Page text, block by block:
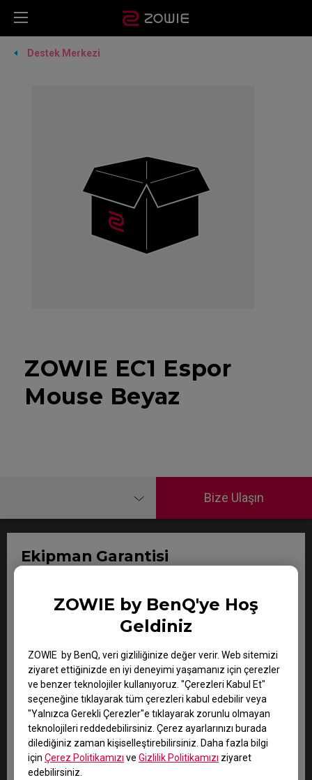
ZOWIE by BenQ'ye Hoş
Geldiniz
ZOWIE by BenQ, veri gizliliğinize değer verir. Web sitemizi
ziyaret ettiğinizde en iyi deneyimi yaşamanız için çerezler
ve benzer teknolojiler kullanıyoruz. "Çerezleri Kabul Et"
seçeneğine tıklayarak tüm çerezleri kabul edebilir veya
"Yalnızca Gerekli Çerezler"e tıklayarak zorunlu olmayan
teknolojileri reddedebilirsiniz. Çerez ayarlarınızı burada
dilediğiniz zaman kişiselleştirebilirsiniz. Daha fazla bilgi
için Çerez Politikamızı ve Gizlilik Politikamızı ziyaret
edebilirsiniz.
Destek Merkezi
ZOWIE EC1 Espor
Mouse Beyaz
Bize Ulaşın
Ekipman Garantisi
Zowie Mouse: Satın alma tarihinden itibaren 12 ay
itibaren 3 ay
Aşağıdaki şartları sağlayan BenQ Zowie ürünü, bu
Garanti Genel Hüküm ve Koşulları kapsamındadır.
A. BenQ tarafından veya BenQ adına üretilen; ve